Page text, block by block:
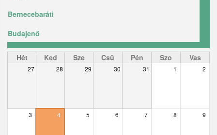
Bernecebaráti
Budajenő
Ceglédbercel
Csemő
Csobánka
Hét Ked Sze Csü Pén Szo Vas
27 28 29 30 31 1 2
3 4 5 6 7 8 9